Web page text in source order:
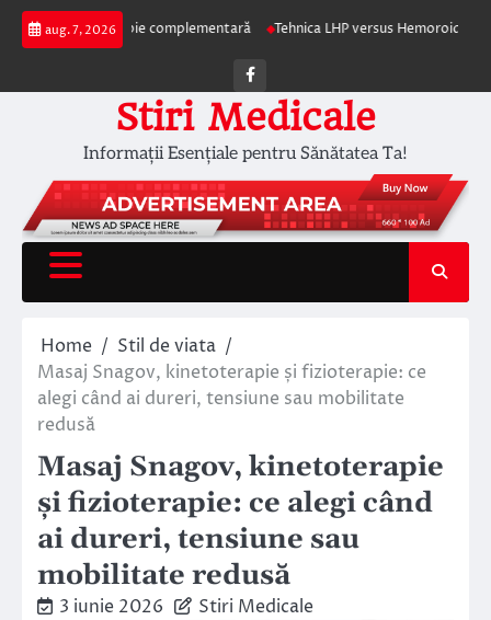
Skip
aug. 7, 2026
ca terapie complementară Tehnica LHP versus Hemoroidectomia
Facebook
Stiri Medicale
Informații Esențiale pentru Sănătatea Ta!
Home
Stil de viata
Masaj Snagov, kinetoterapie și fizioterapie: ce
alegi când ai dureri, tensiune sau mobilitate
redusă
Masaj Snagov, kinetoterapie
și fizioterapie: ce alegi când
ai dureri, tensiune sau
mobilitate redusă
3 iunie 2026 Stiri Medicale